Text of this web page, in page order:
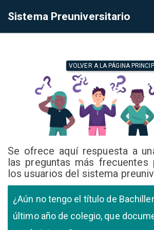
Sistema Preuniversitario
VOLVER A LA PÁGINA
Se ofrece aquí respuesta a
las preguntas más frecuentes
los usuarios del sistema
¿Aún no tengo el título de
último año de colegio, que